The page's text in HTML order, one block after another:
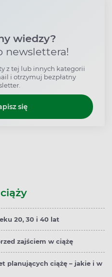
wiedzy?
newslettera!
z tej lub innych kategorii
i otrzymuj bezpłatny
się
20, 30 i 40 lat
zajściem w ciążę
planujących ciążę – jakie i w